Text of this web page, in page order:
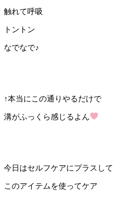
触れて呼吸
トントン
なでなで♪
↑本当にこの通りやるだけで
溝がふっくら感じるよん
今日はセルフケアにプラスして
このアイテムを使ってケア